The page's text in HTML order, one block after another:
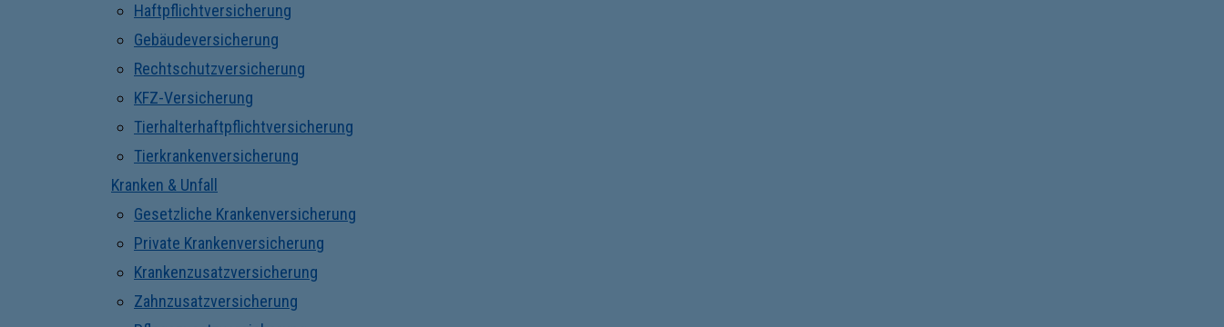
Haftpflichtversicherung
Gebäudeversicherung
Rechtschutzversicherung
KFZ-Versicherung
Tierhalterhaftpflichtversicherung
Tierkrankenversicherung
Kranken & Unfall
Gesetzliche Krankenversicherung
Private Krankenversicherung
Krankenzusatzversicherung
Zahnzusatzversicherung